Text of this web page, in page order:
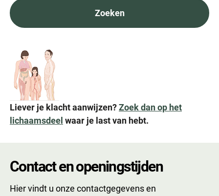
Zoeken
Liever je klacht aanwijzen?Zoek dan op het
lichaamsdeel waar je last van hebt.
Contact en openingstijden
Hier vindt u onze contactgegevens en